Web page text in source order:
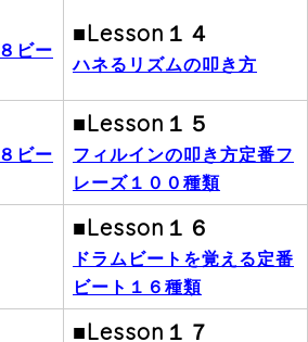
８ビー
■Lesson１４
ハネるリズムの叩き方
８ビー
■Lesson１５
フィルインの叩き方定番フ
レーズ１００種類
■Lesson１６
ドラムビートを覚える定番
ビート１６種類
■Lesson１７